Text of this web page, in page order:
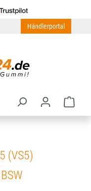
Händlerportal
(VS5)